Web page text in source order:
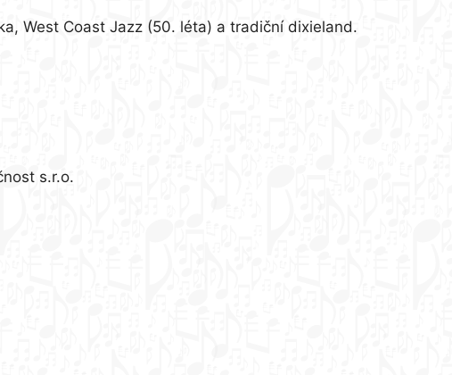
West Coast Jazz (50. léta) a tradiční dixieland.
s.r.o.